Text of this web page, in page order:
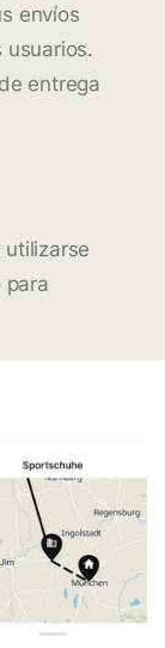
envíos
usuarios.
entrega
para